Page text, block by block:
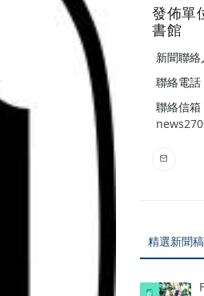
發佈單
書館
新聞聯
聯絡電
聯絡信箱
精選新聞稿